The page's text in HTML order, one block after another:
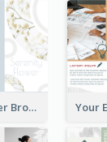
Serenity Flower Brochure